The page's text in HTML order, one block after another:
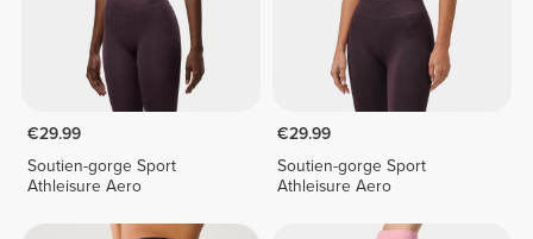
€29.99
Soutien-gorge Sport
Athleisure Aero
€29.99
Soutien-gorge Sport
Athleisure Aero